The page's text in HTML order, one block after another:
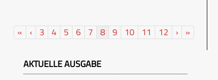
« ‹ 3 4 5 6 7 8 9 10 11 12 › »
AKTUELLE AUSGABE